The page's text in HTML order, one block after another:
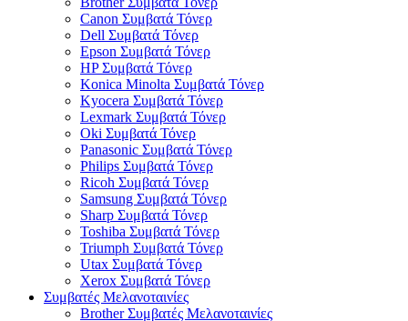
Canon Συμβατά Τόνερ
Dell Συμβατά Τόνερ
Epson Συμβατά Τόνερ
HP Συμβατά Τόνερ
Konica Minolta Συμβατά Τόνερ
Kyocera Συμβατά Τόνερ
Lexmark Συμβατά Τόνερ
Oki Συμβατά Τόνερ
Panasonic Συμβατά Τόνερ
Philips Συμβατά Τόνερ
Ricoh Συμβατά Τόνερ
Samsung Συμβατά Τόνερ
Sharp Συμβατά Τόνερ
Toshiba Συμβατά Τόνερ
Triumph Συμβατά Τόνερ
Utax Συμβατά Τόνερ
Xerox Συμβατά Τόνερ
Συμβατές Μελανοταινίες
Brother Συμβατές Μελανοταινίες